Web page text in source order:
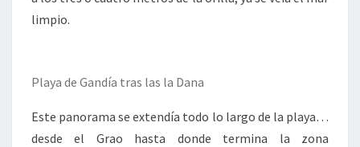
limpio.
Playa de Gandía tras las la Dana
Este panorama se extendía todo lo largo de la playa…
desde el Grao hasta donde termina la zona